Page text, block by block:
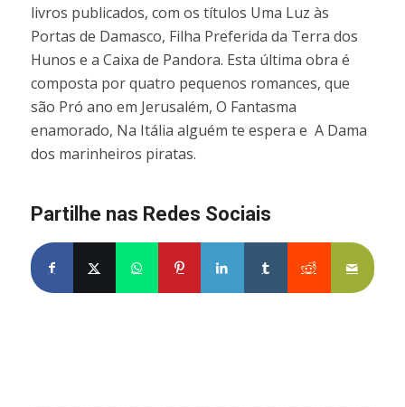
livros publicados, com os títulos Uma Luz às
Portas de Damasco, Filha Preferida da Terra dos
Hunos e a Caixa de Pandora. Esta última obra é
composta por quatro pequenos romances, que
são Pró ano em Jerusalém, O Fantasma
enamorado, Na Itália alguém te espera e  A Dama
dos marinheiros piratas.
Partilhe nas Redes Sociais